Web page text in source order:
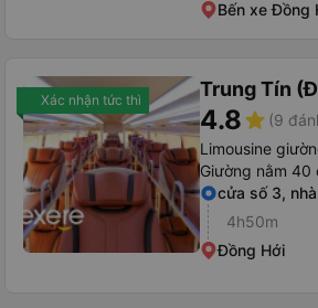
Bến xe Đồng
Xác nhận tức thì Trung Tín
4.8star (9
Limousine
Giường nằm 40
cửa số 3,
4h50m
Đồng Hới